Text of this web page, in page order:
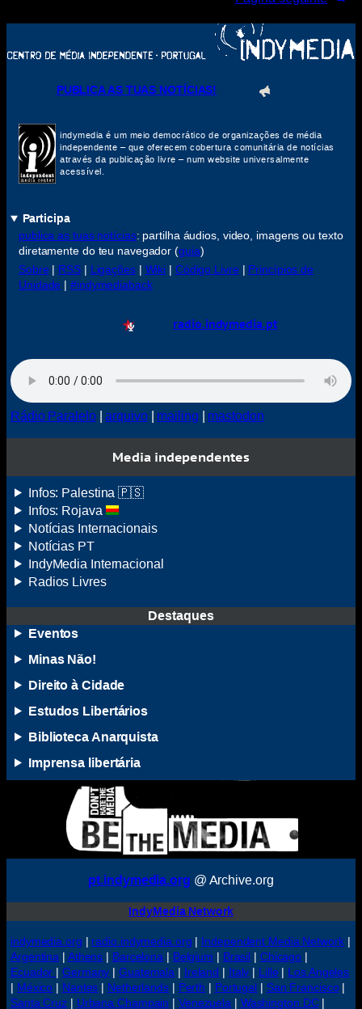
PUBLICA AS TUAS NOTÍCIAS!
indymedia é um meio democrático de organizações de média
independente – que oferecem cobertura comunitária de notícias
através da publicação livre – num website universalmente
acessível.
Participa
publica as tuas notícias: partilha áudios, video, imagens ou texto
diretamente do teu navegador (guia)
Sobre
RSS| Ligações| Wiki Código Livre
Princípios de
Unidade |#indymediaback
radio.indymedia.pt
Rádio Paralelo|arquivo| mailing mastodon
Media independentes
Infos: Palestina 🇵🇸
Infos: Rojava
Notícias Internacionais
Notícias PT
IndyMedia Internacional
Radios Livres
Destaques
Eventos
Minas Não!
Direito à Cidade
Estudos Libertários
Biblioteca Anarquista
Imprensa libertária
pt.indymedia.org @ Archive.org
IndyMedia Network
indymedia.org radio.indymedia.org Independent Media Network|
Argentina
Athens Barcelona Belgium Brasil Chicago
Ecuador
|Germany |Guatemala Ireland Italy Lille
Los Angeles
México Nantes Netherlands| Perth Portugal San Francisco
Santa Cruz
Urbana Champain Venezuela Washington DC|